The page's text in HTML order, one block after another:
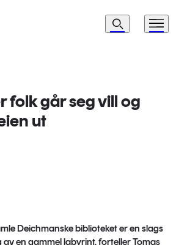
Navigasjon
Søk Meny
folk går seg vill og
ut
Deichmanske biblioteket er en slags
en gammel labyrint, forteller Tomas